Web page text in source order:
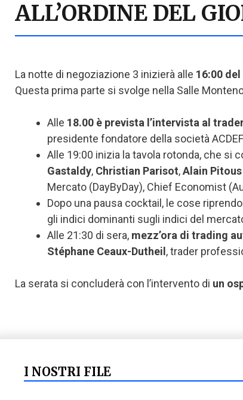
ALL’ORDINE DEL
La notte di negoziazione 3 inizierà alle 16:00
Questa prima parte si svolge nella Salle
Alle 18.00 è prevista l’intervista al
presidente fondatore della società
Alle 19:00 inizia la tavola rotonda, che si
Gastaldy, Christian Parisot,Alain
Mercato (DayByDay), Chief Economist
Dopo una pausa cocktail, le cose
gli indici dominanti sugli indici del
Alle 21:30 di sera, mezz’ora di trading
Stéphane Ceaux-Dutheil, trader
La serata si concluderà con l’intervento di un
I NOSTRI FILE